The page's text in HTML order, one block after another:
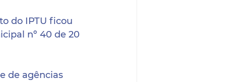
do IPTU ficou
nº 40 de 20
de agências